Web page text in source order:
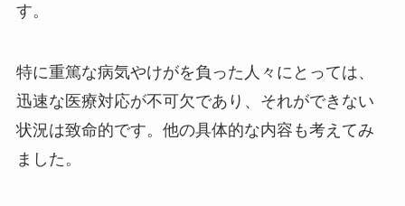
す。
特に重篤な病気やけがを負った人々にとっては、
迅速な医療対応が不可欠であり、それができない
状況は致命的です。他の具体的な内容も考えてみ
ました。